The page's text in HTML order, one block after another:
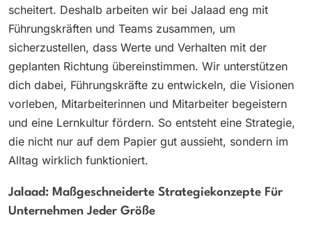
scheitert. Deshalb arbeiten wir bei Jalaad eng mit
Führungskräften und Teams zusammen, um
sicherzustellen, dass Werte und Verhalten mit der
geplanten Richtung übereinstimmen. Wir unterstützen
dich dabei, Führungskräfte zu entwickeln, die Visionen
vorleben, Mitarbeiterinnen und Mitarbeiter begeistern
und eine Lernkultur fördern. So entsteht eine Strategie,
die nicht nur auf dem Papier gut aussieht, sondern im
Alltag wirklich funktioniert.
Jalaad: Maßgeschneiderte Strategiekonzepte Für
Unternehmen Jeder Größe